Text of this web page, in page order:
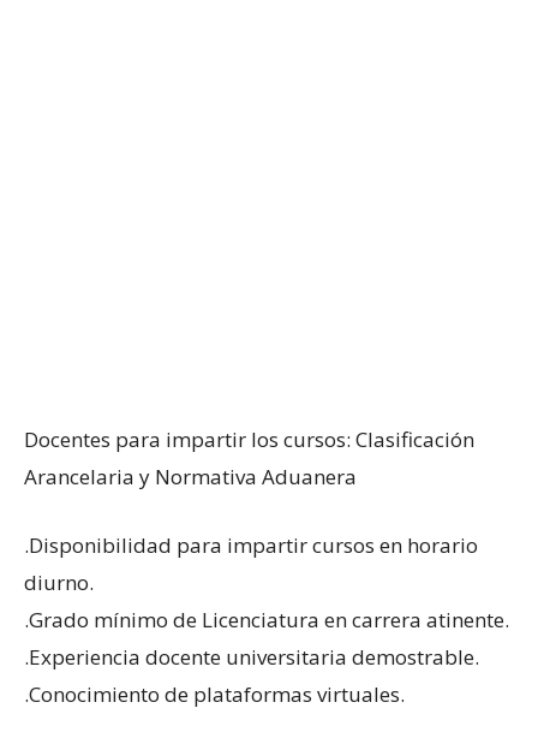
Docentes para impartir los cursos: Clasificación
Arancelaria y Normativa Aduanera
.Disponibilidad para impartir cursos en horario
diurno.
.Grado mínimo de Licenciatura en carrera atinente.
.Experiencia docente universitaria demostrable.
.Conocimiento de plataformas virtuales.